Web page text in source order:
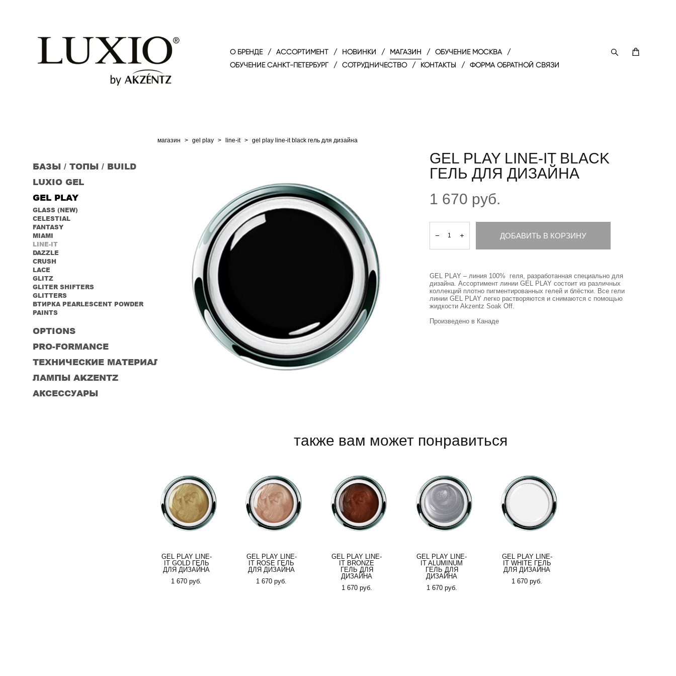
O БРЕНДЕ / АССОРТИМЕНТ / НОВИНКИ / МАГАЗИН / ОБУЧЕНИЕ МОСКВА
/
ОБУЧЕНИЕ САНКТ-ПЕТЕРБУРГ
/ СОТРУДНИЧЕСТВО / КОНТАКТЫ / ФОРМА ОБРАТНОЙ СВЯЗИ
БАЗЫ / ТОПЫ / BUILD
LUXIO GEL
GEL PLAY
GLASS (NEW)
CELESTIAL
FANTASY
MIAMI
LINE-IT
DAZZLE
CRUSH
LACE
GLITZ
GLITER SHIFTERS
GLITTERS
ВТИРКА PEARLESCENT POWDER
PAINTS
OPTIONS
PRO-FORMANCE
ТЕХНИЧЕСКИЕ МАТЕРИАЛЫ
ЛАМПЫ AKZENTZ
АКСЕССУАРЫ
магазин > gel play > line-it > gel play line-it black гель для дизайна
GEL PLAY LINE-IT BLACK
ГЕЛЬ ДЛЯ ДИЗАЙНА
1 670 pуб.
ДОБАВИТЬ В КОРЗИНУ
GEL PLAY – линия 100% геля, разработанная специально для
дизайна. Ассортимент линии GEL PLAY состоит из различных
коллекций плотно пигментированных гелей и блёстки. Все гели
линии GEL PLAY легко растворяются и снимаются с помощью
жидкости Akzentz Soak Off.
Произведено в Канаде
также вам может понравиться
GEL PLAY LINE-
IT GOLD ГЕЛЬ
ДЛЯ ДИЗАЙНА
1 670 pуб.
GEL PLAY LINE-
IT ROSE ГЕЛЬ
ДЛЯ ДИЗАЙНА
1 670 pуб.
GEL PLAY LINE-
IT BRONZE
ГЕЛЬ ДЛЯ
ДИЗАЙНА
1 670 pуб.
GEL PLAY LINE-
IT ALUMINUM
ГЕЛЬ ДЛЯ
ДИЗАЙНА
1 670 pуб.
GEL PLAY LINE-
IT WHITE ГЕЛЬ
ДЛЯ ДИЗАЙНА
1 670 pуб.